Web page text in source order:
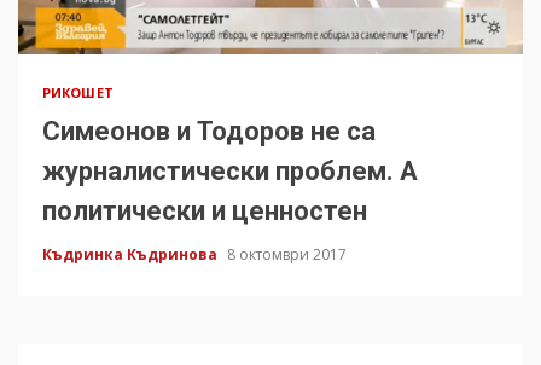
РИКОШЕТ
Симеонов и Тодоров не са
журналистически проблем. А
политически и ценностен
Къдринка Къдринова 8 октомври 2017